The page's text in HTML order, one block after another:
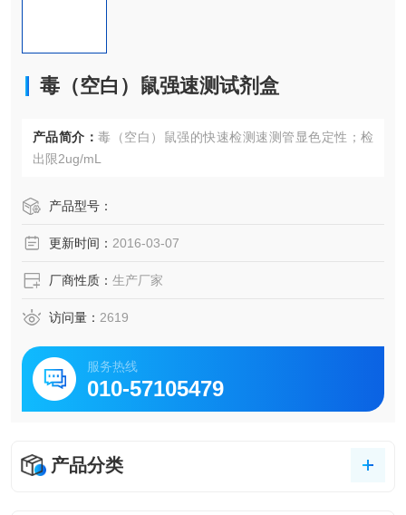
毒（空白）鼠强速测试剂盒
产品简介： 毒（空白）鼠强的快速检测速测管显色定性；检
出限2ug/mL
产品型号：
更新时间： 2016-03-07
厂商性质： 生产厂家
访问量： 2619
服务热线
010-57105479
产品分类